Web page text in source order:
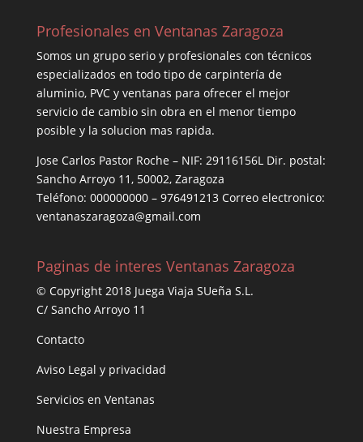
Profesionales en Ventanas Zaragoza
Somos un grupo serio y profesionales con técnicos
especializados en todo tipo de carpintería de
aluminio, PVC y ventanas para ofrecer el mejor
servicio de cambio sin obra en el menor tiempo
posible y la solucion mas rapida.
Jose Carlos Pastor Roche – NIF: 29116156L Dir. postal:
Sancho Arroyo 11, 50002, Zaragoza
Teléfono: 000000000 – 976491213 Correo electronico:
ventanaszaragoza@gmail.com
Paginas de interes Ventanas Zaragoza
© Copyright 2018 Juega Viaja SUeña S.L.
C/ Sancho Arroyo 11
Contacto
Aviso Legal y privacidad
Servicios en Ventanas
Nuestra Empresa